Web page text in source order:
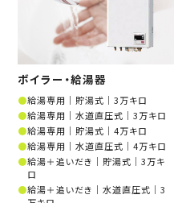
ボイラー・給湯器
給湯専用│貯湯式│3万キロ
給湯専用│水道直圧式│3万キロ
給湯専用│貯湯式│4万キロ
給湯専用│水道直圧式│4万キロ
給湯＋追いだき│貯湯式│3万キ
ロ
給湯＋追いだき│水道直圧式│3